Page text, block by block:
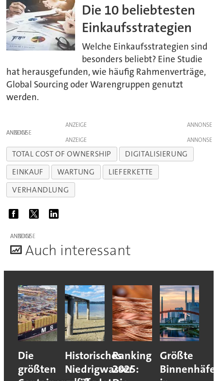
Die 10 beliebtesten
Einkaufsstrategien
Welche Einkaufsstrategien sind
besonders beliebt? Eine Studie
hat herausgefunden, wie häufig Rahmenverträge,
Global Sourcing oder Warengruppen genutzt
werden.
ANZEIGE
ANZEIGE
ANZEIGE
TOTAL COST OF OWNERSHIP
DIGITALISIERUNG
EINKAUF
WARTUNG
LIEFERKETTE
VERHANDLUNG
ANZEIGE
Auch interessant
Die
größten
Historisches
Niedrigwasser
Ranking
2025:
Größte